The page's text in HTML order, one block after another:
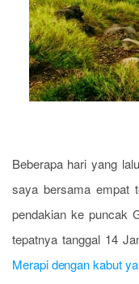
Beberapa hari yang
saya bersama empat
pendakian ke puncak
tepatnya tanggal 14
Merapi dengan kabut